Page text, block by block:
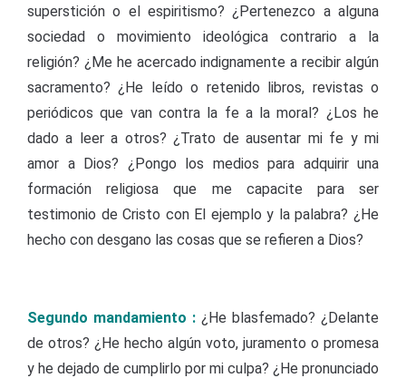
superstición o el espiritismo? ¿Pertenezco a alguna
sociedad o movimiento ideológica contrario a la
religión? ¿Me he acercado indignamente a recibir algún
sacramento? ¿He leído o retenido libros, revistas o
periódicos que van contra la fe a la moral? ¿Los he
dado a leer a otros? ¿Trato de ausentar mi fe y mi
amor a Dios? ¿Pongo los medios para adquirir una
formación religiosa que me capacite para ser
testimonio de Cristo con El ejemplo y la palabra? ¿He
hecho con desgano las cosas que se refieren a Dios?
Segundo mandamiento : ¿He blasfemado? ¿Delante
de otros? ¿He hecho algún voto, juramento o promesa
y he dejado de cumplirlo por mi culpa? ¿He pronunciado